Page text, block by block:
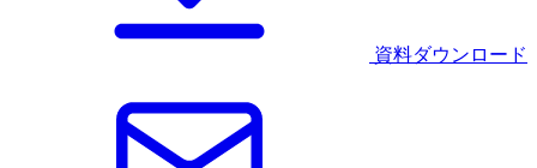
資料ダウンロード